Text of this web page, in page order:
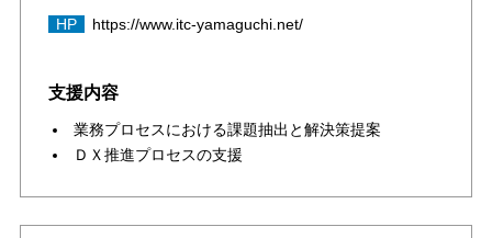
HP
https://www.itc-yamaguchi.net/
支援内容
業務プロセスにおける課題抽出と解決策提案
ＤＸ推進プロセスの支援